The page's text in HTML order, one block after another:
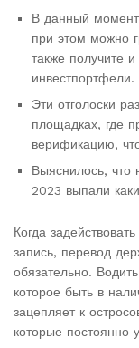
В данный момент
при этом можно
также получите
инвестпортфели.
Эти отголоски
площадках, где
верификацию,
Выяснилось, что
2023 выпали
Когда
запись, перевод
обязательно.
которое быть в
зацепляет к
которые постоянно